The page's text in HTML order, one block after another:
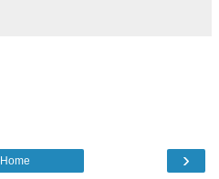
›
Home